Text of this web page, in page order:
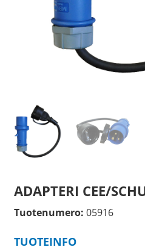
ADAPTERI CEE/
Tuotenumero: 05916
TUOTEINFO